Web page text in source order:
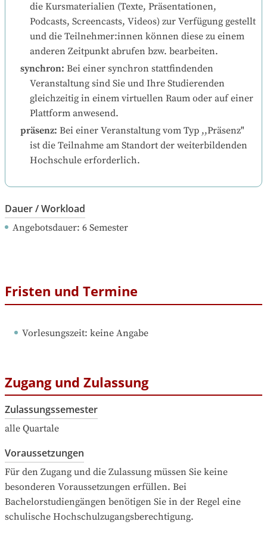
die Kursmaterialien (Texte, Präsentationen,
Podcasts, Screencasts, Videos) zur Verfügung gestellt
und die Teilnehmer:innen können diese zu einem
anderen Zeitpunkt abrufen bzw. bearbeiten.
synchron: Bei einer synchron stattfindenden
Veranstaltung sind Sie und Ihre Studierenden
gleichzeitig in einem virtuellen Raum oder auf einer
Plattform anwesend.
präsenz: Bei einer Veranstaltung vom Typ ,,Präsenz"
ist die Teilnahme am Standort der weiterbildenden
Hochschule erforderlich.
Dauer / Workload
Angebotsdauer: 6 Semester
Fristen und Termine
Vorlesungszeit: keine Angabe
Zugang und Zulassung
Zulassungssemester
alle Quartale
Voraussetzungen
Für den Zugang und die Zulassung müssen Sie keine
besonderen Voraussetzungen erfüllen. Bei
Bachelorstudiengängen benötigen Sie in der Regel eine
schulische Hochschulzugangsberechtigung.